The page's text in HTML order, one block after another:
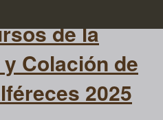
de la
Colación de
2025